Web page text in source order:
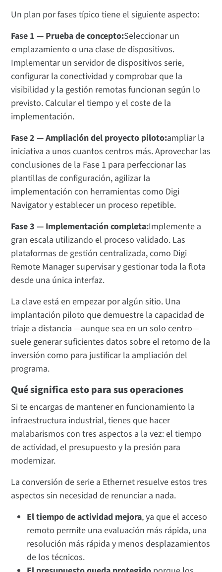
Un plan por fases típico tiene el siguiente aspecto:
Fase 1 — Prueba de concepto:Seleccionar un
emplazamiento o una clase de dispositivos.
Implementar un servidor de dispositivos serie,
configurar la conectividad y comprobar que la
visibilidad y la gestión remotas funcionan según lo
previsto. Calcular el tiempo y el coste de la
implementación.
Fase 2 — Ampliación del proyecto piloto:ampliar la
iniciativa a unos cuantos centros más. Aprovechar las
conclusiones de la Fase 1 para perfeccionar las
plantillas de configuración, agilizar la
implementación con herramientas como Digi
Navigator y establecer un proceso repetible.
Fase 3 — Implementación completa:Implemente a
gran escala utilizando el proceso validado. Las
plataformas de gestión centralizada, como Digi
Remote Manager supervisar y gestionar toda la flota
desde una única interfaz.
La clave está en empezar por algún sitio. Una
implantación piloto que demuestre la capacidad de
triaje a distancia —aunque sea en un solo centro—
suele generar suficientes datos sobre el retorno de la
inversión como para justificar la ampliación del
programa.
Qué significa esto para sus operaciones
Si te encargas de mantener en funcionamiento la
infraestructura industrial, tienes que hacer
malabarismos con tres aspectos a la vez: el tiempo
de actividad, el presupuesto y la presión para
modernizar.
La conversión de serie a Ethernet resuelve estos tres
aspectos sin necesidad de renunciar a nada.
El tiempo de actividad mejora, ya que el acceso
remoto permite una evaluación más rápida, una
resolución más rápida y menos desplazamientos
de los técnicos.